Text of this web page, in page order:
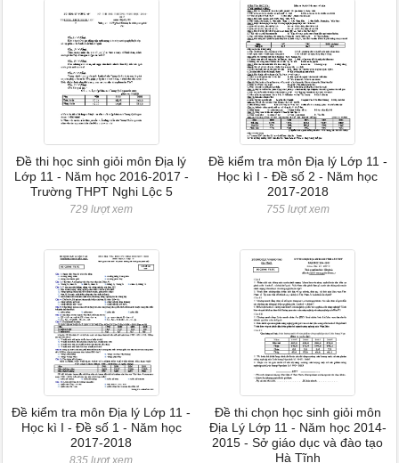
Đề thi học sinh giỏi môn Địa lý
Lớp 11 - Năm học 2016-2017 -
Trường THPT Nghi Lộc 5
729 lượt xem
Đề kiểm tra môn Địa lý Lớp 11 -
Học kì I - Đề số 2 - Năm học
2017-2018
755 lượt xem
Đề kiểm tra môn Địa lý Lớp 11 -
Học kì I - Đề số 1 - Năm học
2017-2018
835 lượt xem
Đề thi chọn học sinh giỏi môn
Địa Lý Lớp 11 - Năm học 2014-
2015 - Sở giáo dục và đào tạo
Hà Tĩnh